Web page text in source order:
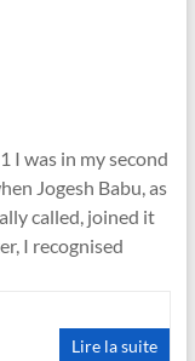
I was in my second
Jogesh Babu, as
called, joined it
I recognised
Lire la suite